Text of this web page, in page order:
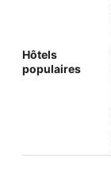
Hôtels
populaires